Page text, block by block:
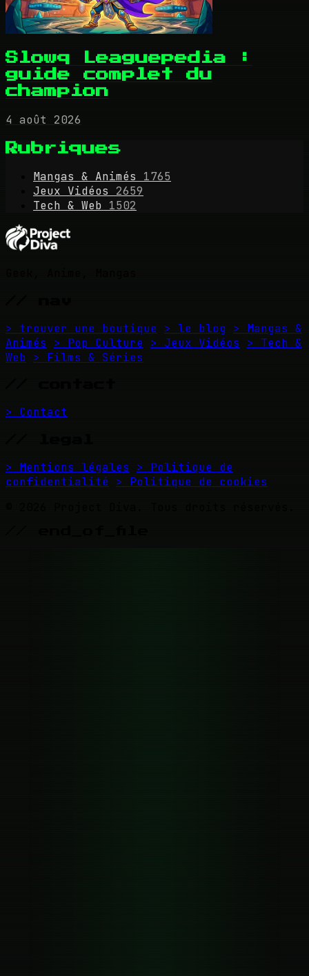
Slowq Leaguepedia :
guide complet du
champion
4 août 2026
Rubriques
Mangas & Animés
1765
Jeux Vidéos
2659
Tech & Web 1502
> trouver une boutique > le blog > Mangas &
Animés
> Pop Culture > Jeux Vidéos
> Tech &
Web > Films & Séries
> Contact
> Mentions légales
> Politique de
confidentialité > Politique de cookies